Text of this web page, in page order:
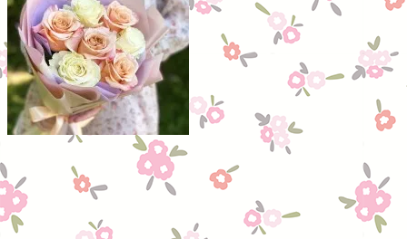
избранное сравнить